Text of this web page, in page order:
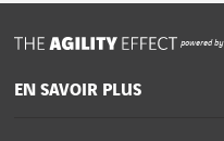
powered by
EN SAVOIR PLUS